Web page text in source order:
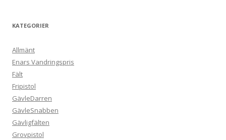
KATEGORIER
Allmänt
Enars Vandringspris
Fält
Fripistol
GävleDarren
GävleSnabben
Gävligfälten
Grovpistol